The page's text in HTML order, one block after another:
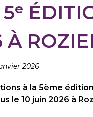
À
2026
à la 5ème
le 10 juin 2026 à